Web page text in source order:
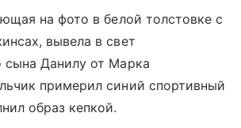
на фото в белой толстовке с
вывела в свет
сына Данилу от Марка
примерил синий спортивный
образ кепкой.